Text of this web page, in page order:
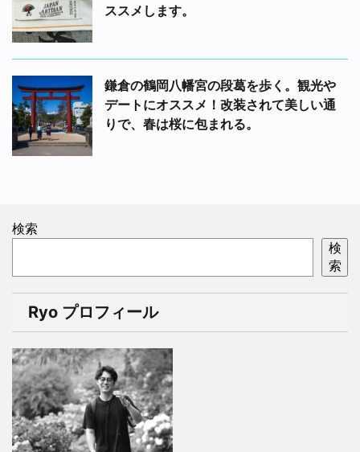
ススメします。
鎌倉の鶴岡八幡宮の段葛を歩く。観光や
デートにオススメ！改装されて美しい通
りで、春は桜に包まれる。
検索
検
索
Ryo プロフィール